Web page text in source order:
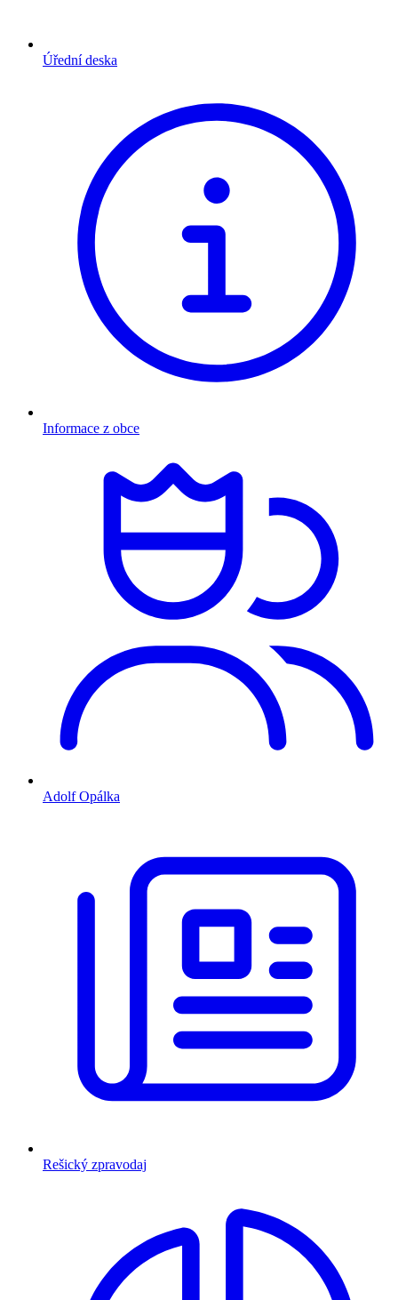
Úřední deska
Informace z obce
Adolf Opálka
Rešický zpravodaj